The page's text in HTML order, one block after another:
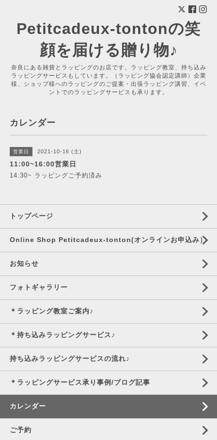
Petitcadeux-tontonの笑
顔を届ける贈り物♪
奈良にある雑貨とラッピングのお店です。ラッピング教室、持ち込み
ラッピングサービスもしています。（ラッピング協会認定講師）企業
様、ショップ様へのラッピングのご提案・出張ラッピング講習、イベ
ントでのラッピングサービスも承ります。
カレンダー
営業日 2021-10-16 (土)
11:00~16:00営業日
14:30~ ラッピングご予約済み
トップページ
Online Shop Petitcadeux-tonton(オンラインお申込み）
お知らせ
フォトギャラリー
＊ラッピング教室ご案内♪
＊持ち込みラッピングサービス♪
持ち込みラッピングサービスの流れ♪
＊ラッピングサービス承り事例/ブログ記事
カレンダー
ご予約